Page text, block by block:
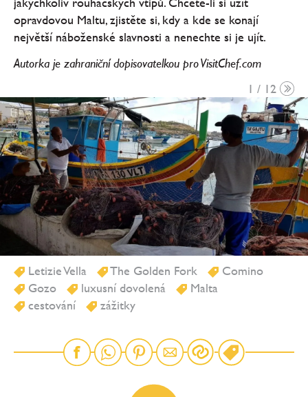
opravdovou Maltu, zjistěte si, kdy a kde se konají
největší náboženské slavnosti a nenechte si je ujít.
Autorka je zahraniční dopisovatelkou pro VisitChef.com
1 / 12
Letizie Vella The Golden Fork
Comino
Gozo
luxusní dovolená
Malta
cestování
zážitky